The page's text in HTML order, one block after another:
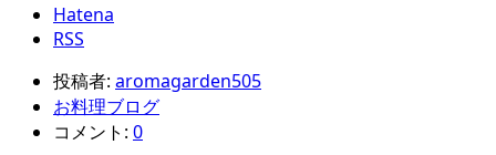
Hatena
RSS
投稿者: aromagarden505
お料理ブログ
コメント: 0